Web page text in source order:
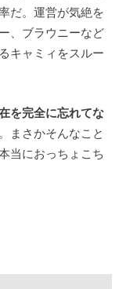
だ。運営が気絶を
、ブラウニーなど
キャミィをスルー
を完全に忘れてな
まさかそんなこと
当におっちょこち